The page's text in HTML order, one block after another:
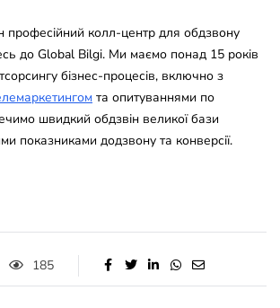
професійний колл-центр для обдзвону
до Global Bilgi. Ми маємо понад 15 років
бізнес-процесів, включно з
та опитуваннями по
швидкий обдзвін великої бази
показниками додзвону та конверсії.
185